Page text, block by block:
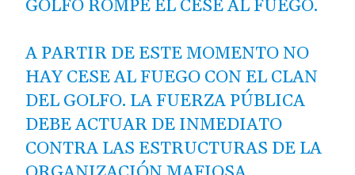
GOLFO ROMPE EL CESE AL FUEGO.
A PARTIR DE ESTE MOMENTO NO
HAY CESE AL FUEGO CON EL CLAN
DEL GOLFO. LA FUERZA PÚBLICA
DEBE ACTUAR DE INMEDIATO
CONTRA LAS ESTRUCTURAS DE LA